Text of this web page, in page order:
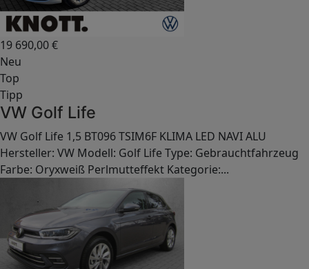
19 690,00€
Neu
Top
Tipp
VW Golf Life
VW Golf Life 1,5 BT096 TSIM6F KLIMA LED NAVI ALU
Hersteller: VW Modell: Golf Life Type: Gebrauchtfahrzeug
Farbe: Oryxweiß Perlmutteffekt Kategorie:...